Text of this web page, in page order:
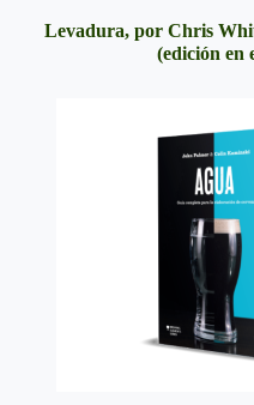
Levadura, por Chris
(edición en